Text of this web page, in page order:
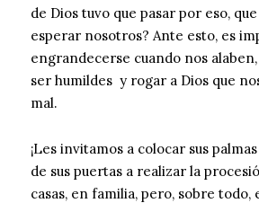
de Dios tuvo que pasar por eso,
esperar nosotros? Ante esto, es
engrandecerse cuando nos
ser humildes y rogar a Dios que
mal.
¡Les invitamos a colocar sus
de sus puertas a realizar la
casas, en familia, pero, sobre todo,